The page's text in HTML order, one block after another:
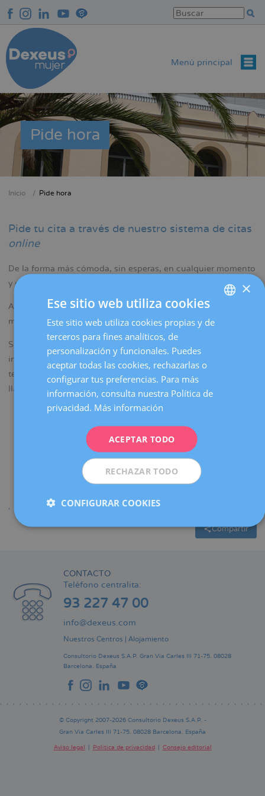
contenido
principal
Menú principal
Pide hora
de
ayuda
a
la
navegación
Inicio Pide hora
Pide tu cita a través de nuestro sistema de citas
online
De la forma más cómoda, sin esperas, en cualquier momento
y desde cualquier dispositivo.
Algunas de nuestras especialidades no se pueden reservar
mediante la citaonline.
Si no encuentras lo que necesitas o requieres más
información, puedes ponerte en contacto con nosotros en el
teléfono
93 227 47 27 o rellena este formulario
llamaremos lo antes posible.
Compartir
CONTACTO
Teléfono centralita:
93 227 47 00
info@dexeus.com
Nuestros Centros Alojamiento
Consultorio Dexeus S.A.P. Gran Via Carles III 71-75. 08028
Barcelona. España
© Copyright 2007-2026 Consultorio Dexeus S.A.P. -
Gran Via Carles III 71-75. 08028 Barcelona. España
Aviso legal Política de privacidad Consejo editorial
SPANISH
×
Ese sitio web utiliza cookies
Este sitio web utiliza cookies propias y de
terceros para fines analíticos, de
personalización y funcionales. Puedes
aceptar todas las cookies, rechazarlas o
configurar tus preferencias. Para más
información, consulta nuestra Política de
privacidad. Más información
ACEPTAR TODO
RECHAZAR TODO
CONFIGURAR COOKIES